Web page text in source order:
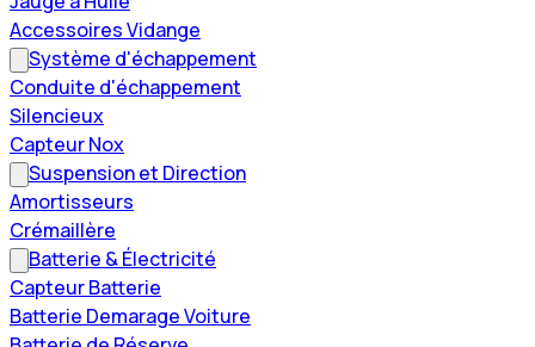
Accessoires Vidange
Système d'échappement
Conduite d'échappement
Silencieux
Capteur Nox
Suspension et Direction
Amortisseurs
Crémaillère
Batterie & Électricité
Capteur Batterie
Batterie Demarage Voiture